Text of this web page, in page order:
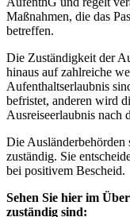
Maßnahmen, die das
betreffen.
Die Zuständigkeit der
hinaus auf zahlreiche
Aufenthaltserlaubnis
befristet, anderen wird
Ausreiseerlaubnis nach
Die Ausländerbehörden
zuständig. Sie
bei positivem Bescheid.
Sehen Sie hier im
zuständig sind: